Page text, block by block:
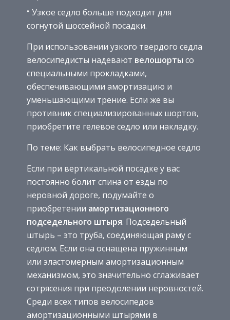
Узкое седло больше подходит для
согнутой шоссейной посадки.
При использовании узкого твердого седла
велосипедисты надевают велошорты со
специальными прокладками,
обеспечивающими амортизацию и
уменьшающими трение. Если же вы
противник специализированных шортов,
приобретите гелевое седло или накладку.
По теме: Как выбрать велосипедное седло
Если при вертикальной посадке у вас
постоянно болит спина от езды по
неровной дороге, подумайте о
приобретении амортизационного
подседельного штыря. Подседельный
штырь – это труба, соединяющая раму с
седлом. Если она оснащена пружинным
или эластомерным амортизационным
механизмом, это значительно сглаживает
сотрясения при преодолении неровностей.
Среди всех типов велосипедов
амортизационными штырями в